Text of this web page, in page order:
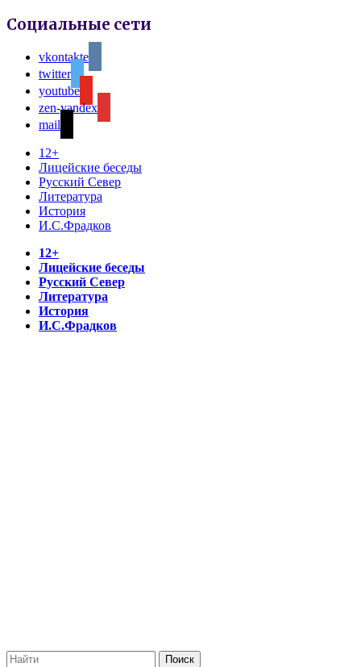
Социальные сети
vkontakte
twitter
youtube
zen-yandex
mail
12+
Лицейские беседы
Русский Север
Литература
История
И.С.Фрадков
12+
Лицейские беседы
Русский Север
Литература
История
И.С.Фрадков